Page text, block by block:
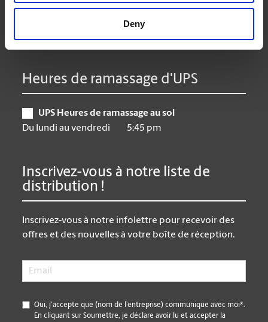
Deny
Vendredi
9:00 am - 6:30 pm
10:00 am - 3:00 pm
Heures de ramassage d'UPS
UPS Heures de ramassage au sol
Du lundi au vendredi
5:45 pm
Inscrivez-vous à notre liste de
distribution !
Inscrivez-vous à notre infolettre pour recevoir des
offres et des nouvelles à votre boîte de réception.
Email
*
Oui, j’accepte que (nom de l’entreprise) communique avec moi*.
En cliquant sur Soumettre, je déclare avoir lu et accepter la